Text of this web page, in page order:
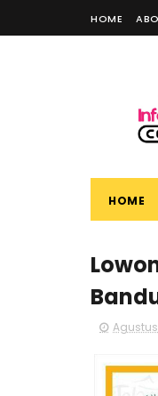
HOME
HOME
Agustus